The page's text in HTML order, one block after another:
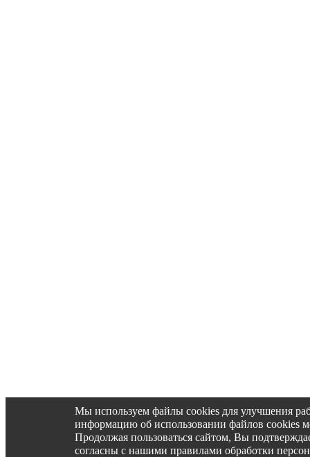
Мы используем файлы cookies для улучшения
информацию об использовании файлов cookies
Продолжая пользоваться сайтом, Вы
согласны с нашими правилами обработки